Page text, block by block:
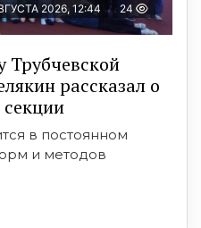
2026, 12:44 24
Трубчевской
рассказал о
секции
в постоянном
и методов